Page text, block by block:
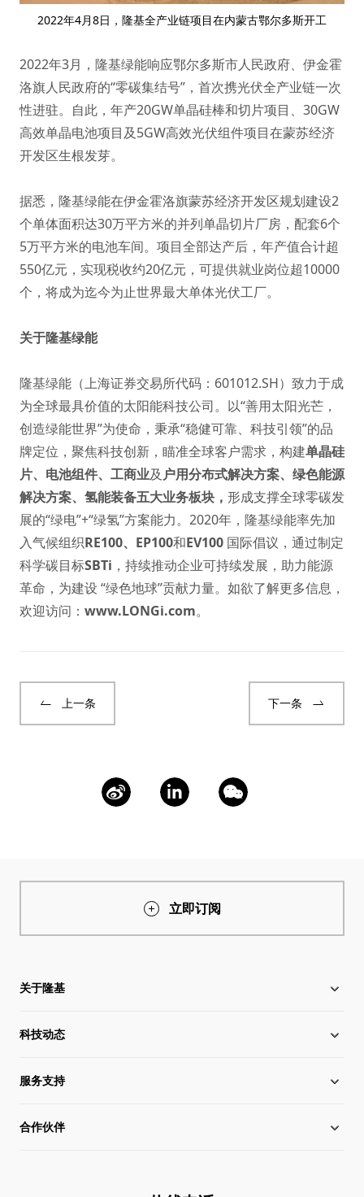
2022年4月8日，隆基全产业链项目在内蒙古鄂尔多斯开工
2022年3月，隆基绿能响应鄂尔多斯市人民政府、伊金霍
洛旗人民政府的“零碳集结号”，首次携光伏全产业链一次
性进驻。自此，年产20GW单晶硅棒和切片项目、30GW
高效单晶电池项目及5GW高效光伏组件项目在蒙苏经济
开发区生根发芽。
据悉，隆基绿能在伊金霍洛旗蒙苏经济开发区规划建设2
个单体面积达30万平方米的并列单晶切片厂房，配套6个
5万平方米的电池车间。项目全部达产后，年产值合计超
550亿元，实现税收约20亿元，可提供就业岗位超10000
个，将成为迄今为止世界最大单体光伏工厂。
关于隆基绿能
隆基绿能（上海证券交易所代码：601012.SH）致力于成
为全球最具价值的太阳能科技公司。以“善用太阳光芒，
创造绿能世界”为使命，秉承“稳健可靠、科技引领”的品
牌定位，聚焦科技创新，瞄准全球客户需求，构建单晶硅
片、 电池组件、 工商业及户用分布式解决方案、 绿色能源
解决方案、 氢能装备五大业务板块， 形成支撑全球零碳发
展的“绿电”+“绿氢”方案能力。2020年，隆基绿能率先加
入气候组织RE100、 EP100和EV100 国际倡议，通过制定
科学碳目标SBTi ，持续推动企业可持续发展，助力能源
革命，为建设 “绿色地球”贡献力量。如欲了解更多信息，
欢迎访问： www.LONGi.com。
上一条 下一条
立即订阅
关于隆基
关于隆基
全球化布局
管理层信息
科技动态
硅片价格
行业动态
服务支持
下载中心
合作伙伴